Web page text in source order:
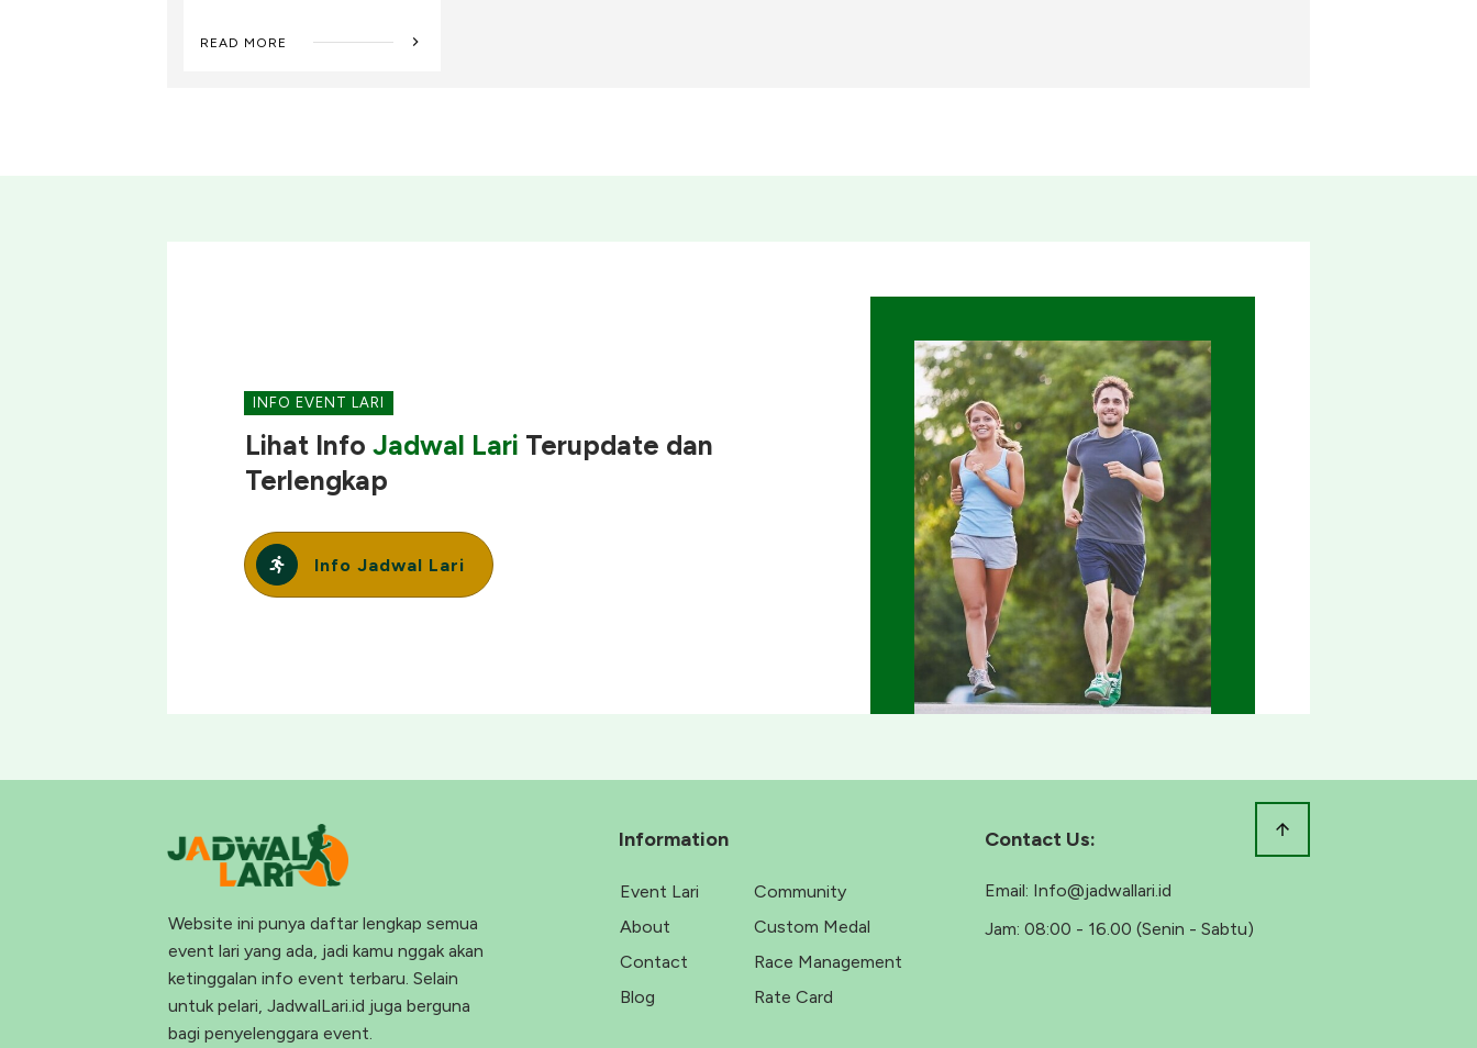
READ MORE
INFO EVENT LARI
Lihat Info Jadwal Lari Terupdate dan
Terlengkap
Info Jadwal Lari
Website ini punya daftar lengkap semua
event lari yang ada, jadi kamu nggak akan
ketinggalan info event terbaru. Selain
untuk pelari, JadwalLari.id juga berguna
bagi penyelenggara event.
Information
Event Lari
About
Contact
Blog
Community
Custom Medal
Race Management
Rate Card
Contact Us:
Email: Info@jadwallari.id
Jam:08:00 - 16.00 (Senin - Sabtu)